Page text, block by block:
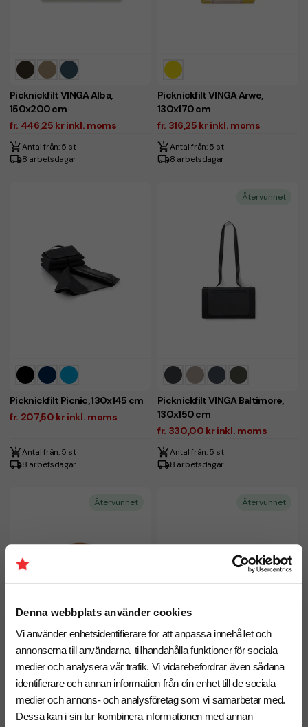
Denna webbplats använder cookies
Vi använder enhetsidentifierare för att anpassa innehållet och
annonserna till användarna, tillhandahålla funktioner för sociala
medier och analysera vår trafik. Vi vidarebefordrar även sådana
identifierare och annan information från din enhet till de sociala
medier och annons- och analysföretag som vi samarbetar med.
Dessa kan i sin tur kombinera informationen med annan
Picknickfilt VINGA Alba,
150x200 cm
fr. 446,25 kr inkl. moms
Antal från: 5 st
8 arbetsdagar
Picknickfilt VINGA Arwe,
130x170 cm
fr. 316,25 kr inkl. moms
Antal från: 5 st
8 arbetsdagar
Picknickfilt Picnic, 130x145 cm
fr. 207,50 kr inkl. moms
Antal från: 5 st
8 arbetsdagar
Återvunnet
Picknickfilt VINGA Baltimore,
130x150 cm
fr. 330,00 kr inkl. moms
Antal från: 5 st
8 arbetsdagar
Återvunnet
Picknickfilt VINGA Alba, 110x110
cm
Återvunnet
Picknickfilt Impact AWARE™,
130x145 cm